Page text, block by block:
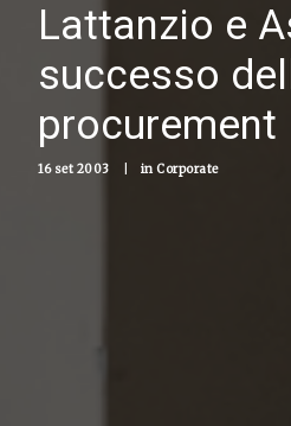
Lattanzio e
successo
procurement
16 set 2003 in Corporate